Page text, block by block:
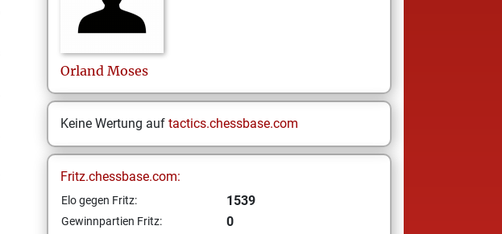
Orland Moses
Keine Wertung auf tactics.chessbase.com
Fritz.chessbase.com:
Elo gegen Fritz: 1539
Gewinnpartien Fritz: 0